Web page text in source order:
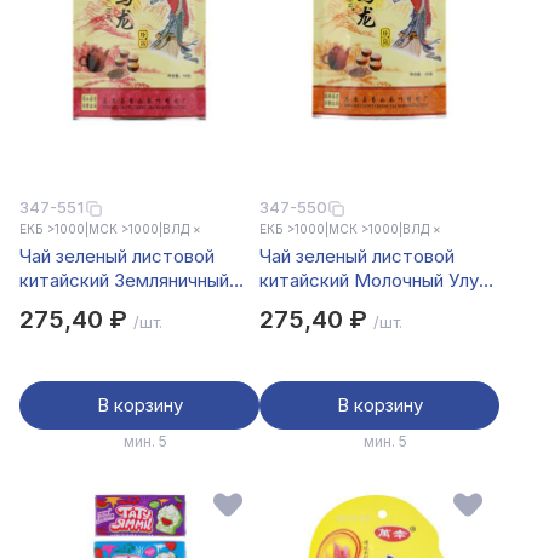
347-551
ЕКБ >1000 МСК >1000 ВЛД ×
Чай зеленый листовой
китайский Земляничный
275,40 ₽ /шт.
В корзину
мин. 5
347-550
ЕКБ >1000 МСК >1000 ВЛД ×
Чай зеленый листовой
китайский Молочный Улун
275,40 ₽ /шт.
В корзину
мин. 5